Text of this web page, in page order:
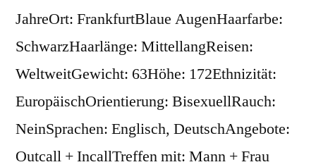
JahreOrt: FrankfurtBlaue AugenHaarfarbe:
SchwarzHaarlänge: MittellangReisen:
WeltweitGewicht: 63Höhe: 172Ethnizität:
EuropäischOrientierung: BisexuellRauch:
NeinSprachen: Englisch, DeutschAngebote:
Outcall + IncallTreffen mit: Mann + Frau